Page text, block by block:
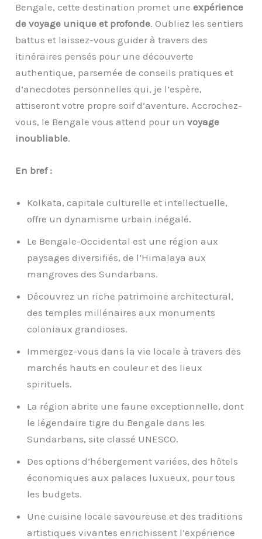
Bengale, cette destination promet uneexpérience
de voyage unique et profonde. Oubliez les sentiers
battus et laissez-vous guider à travers des
itinéraires pensés pour une découverte
authentique, parsemée de conseils pratiques et
d’anecdotes personnelles qui, je l’espère,
attiseront votre propre soif d’aventure. Accrochez-
vous, le Bengale vous attend pour unvoyage
inoubliable.
En bref :
Kolkata, capitale culturelle et intellectuelle,
offre un dynamisme urbain inégalé.
Le Bengale-Occidental est une région aux
paysages diversifiés, de l’Himalaya aux
mangroves des Sundarbans.
Découvrez un riche patrimoine architectural,
des temples millénaires aux monuments
coloniaux grandioses.
Immergez-vous dans la vie locale à travers des
marchés hauts en couleur et des lieux
spirituels.
La région abrite une faune exceptionnelle, dont
le légendaire tigre du Bengale dans les
Sundarbans, site classé UNESCO.
Des options d’hébergement variées, des hôtels
économiques aux palaces luxueux, pour tous
les budgets.
Une cuisine locale savoureuse et des traditions
artistiques vivantes enrichissent l’expérience